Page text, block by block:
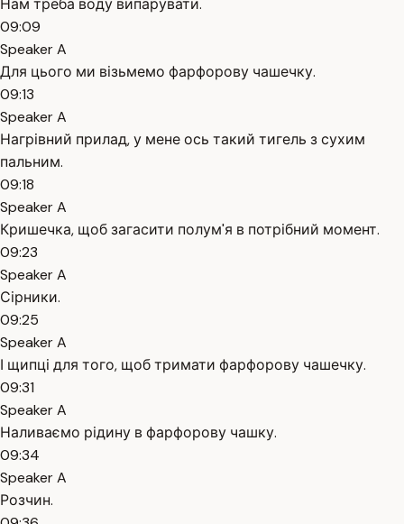
Нам треба воду випарувати.
09:09
Speaker A
Для цього ми візьмемо фарфорову чашечку.
09:13
Speaker A
Нагрівний прилад, у мене ось такий тигель з сухим
пальним.
09:18
Speaker A
Кришечка, щоб загасити полум'я в потрібний момент.
09:23
Speaker A
Сірники.
09:25
Speaker A
І щипці для того, щоб тримати фарфорову чашечку.
09:31
Speaker A
Наливаємо рідину в фарфорову чашку.
09:34
Speaker A
Розчин.